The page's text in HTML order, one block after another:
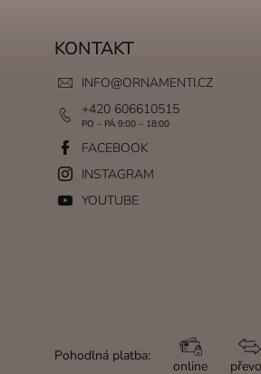
KONTAKT
INFO@ORNAMENTI.CZ
+420 606610515
PO – PÁ 9:00 – 18:00
FACEBOOK
INSTAGRAM
YOUTUBE
Pohodlná platba:
online